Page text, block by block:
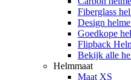
Fiberglass
Design
Goedkope
Flipback
Bekijk alle
Helmmaat
Maat XS